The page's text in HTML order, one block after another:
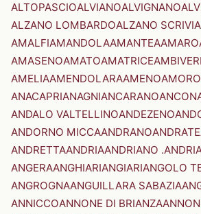
ALTOPASCIOALVIANOALVIGNANO
ALZANO LOMBARDOALZANO SCRIVIA
AMALFIAMANDOLAAMANTEAAMARO
AMASENOAMATOAMATRICE
AMELIAAMENDOLARAAMENO
ANACAPRIANAGNIANCARANO
ANDALO VALTELLINOANDEZENO
ANDORNO MICCAANDRANOANDRATE
ANDRETTAANDRIAANDRIANO
ANGERAANGHIARIANGIARIANGOLO
ANGROGNAANGUILLARA SABAZIA
ANNICCOANNONE DI BRIANZA